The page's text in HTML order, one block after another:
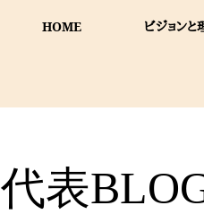
HOME ビジョンと
代表